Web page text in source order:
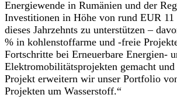
Energiewende in Rumänien und der
Investitionen in Höhe von rund EUR
dieses Jahrzehnts zu unterstützen –
% in kohlenstoffarme und -freie
Fortschritte bei Erneuerbare Energien-
Elektromobilitätsprojekten gemacht
Projekt erweitern wir unser Portfolio
Projekten um Wasserstoff.“